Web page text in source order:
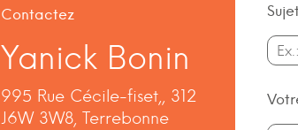
Contactez
Yanick Bonin
995 Rue Cécile-fiset,, 312
J6W 3W8, Terrebonne